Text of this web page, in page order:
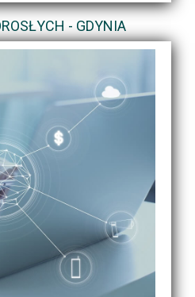
- GDYNIA